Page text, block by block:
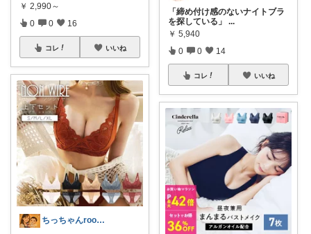
￥ 2,990～
0 0 16
コレ いいね
ちっちゃんroom@toki*kura
「締め付け感のないナイトブラ
を探している」
...
￥ 5,940
0 0 14
コレ いいね